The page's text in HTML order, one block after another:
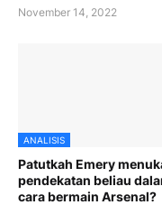
November 14, 2022
ANALISIS
Patutkah Emery
pendekatan beliau
cara bermain Arsenal?